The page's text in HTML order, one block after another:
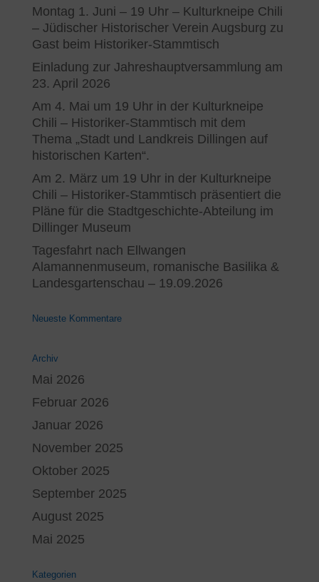
Montag 1. Juni – 19 Uhr – Kulturkneipe Chili
– Jüdischer Historischer Verein Augsburg zu
Gast beim Historiker-Stammtisch
Einladung zur Jahreshauptversammlung am
23. April 2026
Am 4. Mai um 19 Uhr in der Kulturkneipe
Chili – Historiker-Stammtisch mit dem
Thema „Stadt und Landkreis Dillingen auf
historischen Karten“.
Am 2. März um 19 Uhr in der Kulturkneipe
Chili – Historiker-Stammtisch präsentiert die
Pläne für die Stadtgeschichte-Abteilung im
Dillinger Museum
Tagesfahrt nach Ellwangen
Alamannenmuseum, romanische Basilika &
Landesgartenschau – 19.09.2026
Neueste Kommentare
Archiv
Mai 2026
Februar 2026
Januar 2026
November 2025
Oktober 2025
September 2025
August 2025
Mai 2025
Kategorien